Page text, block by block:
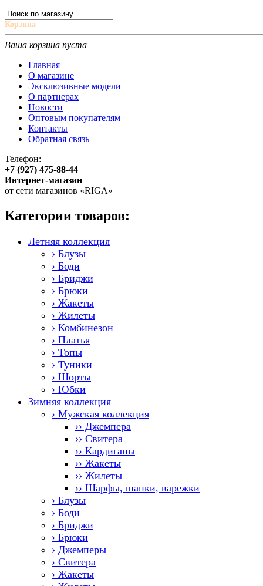
Корзина
Ваша корзина пуста
Главная
О магазине
Эксклюзивные модели
О партнерах
Новости
Оптовым покупателям
Контакты
Обратная связь
Телефон:
+7 (927) 475-88-44
Интернет-магазин
от сети магазинов «RIGA»
Категории товаров:
Летняя коллекция
› Блузы
› Боди
› Бриджи
› Брюки
› Жакеты
› Жилеты
› Комбинезон
› Платья
› Топы
› Туники
› Шорты
› Юбки
Зимняя коллекция
› Мужская коллекция
›› Джемпера
›› Свитера
›› Кардиганы
›› Жакеты
›› Жилеты
›› Шарфы, шапки, варежки
› Блузы
› Боди
› Бриджи
› Брюки
› Джемперы
› Свитера
› Жакеты